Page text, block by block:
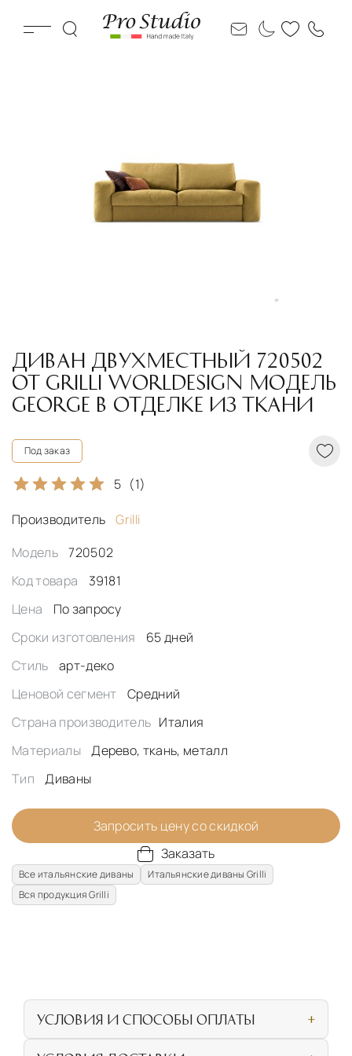
ДИВАН ДВУХМЕСТНЫЙ 720502
ОТ GRILLI WORLDESIGN МОДЕЛЬ
GEORGE В ОТДЕЛКЕ ИЗ ТКАНИ
Под заказ
5 (1)
Производитель
Grilli
Модель
720502
Код товара
39181
Цена
По запросу
Сроки изготовления
65 дней
Стиль
арт-деко
Ценовой сегмент
Средний
Страна производитель Италия
Материалы
Дерево, ткань, металл
Тип
Диваны
Запросить цену со скидкой
Заказать
Все итальянские диваны
Итальянские диваны Grilli
Вся продукция Grilli
УСЛОВИЯ И СПОСОБЫ ОПЛАТЫ